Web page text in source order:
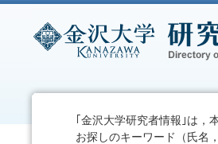
｢金沢大学研究者情報｣は，
お探しのキーワード（氏名